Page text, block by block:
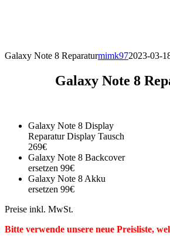
Galaxy Note 8 Reparaturmimk972023-03-
Galaxy Note 8
Galaxy Note 8 Display
Reparatur Display Tausch
269€
Galaxy Note 8 Backcover
ersetzen 99€
Galaxy Note 8 Akku
ersetzen 99€
Preise inkl. MwSt.
Bitte verwende unsere neue Preisliste,